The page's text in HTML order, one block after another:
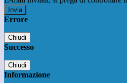
Errore
Chiudi
Successo
Chiudi
Informazione